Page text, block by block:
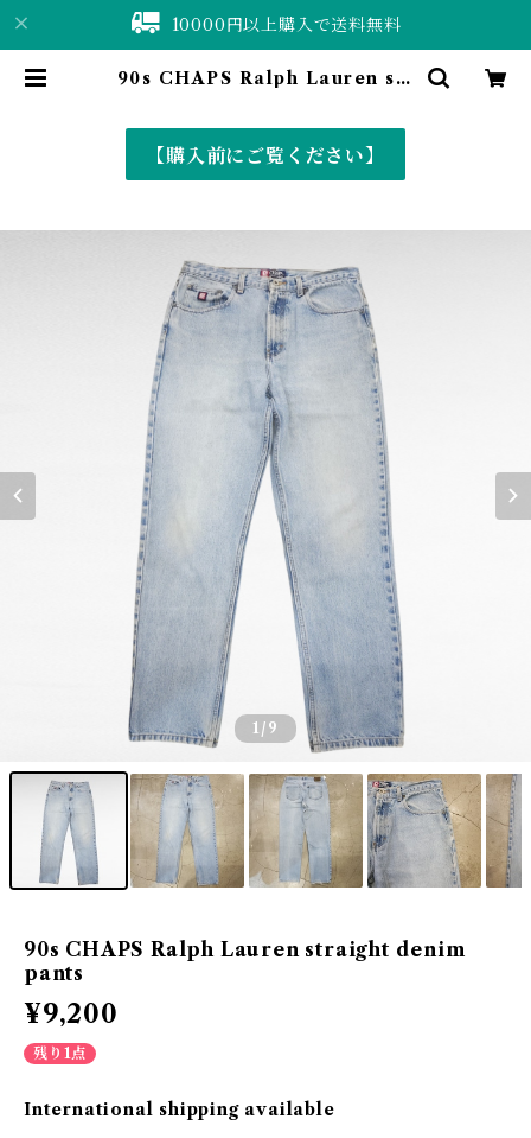
10000円以上購入で送料無料
90s CHAPS Ralph Lauren str
&vintage〉
【購入前にご覧ください】
1 /9
90s CHAPS Ralph Lauren straight denim
pants
¥9,200
残り1点
International shipping available